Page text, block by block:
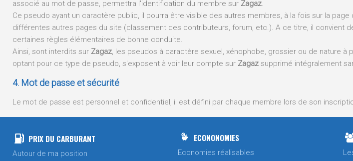
associé au mot de passe, permettra l'identification du membre sur Zagaz.
Ce pseudo ayant un caractère public, il pourra être visible des autres membres, à la fois sur la page
différentes autres pages du site (classement des contributeurs, forum, etc.). A ce titre, il convient
certaines règles élémentaires de bonne conduite.
Ainsi, sont interdits sur Zagaz, les pseudos à caractère sexuel, xénophobe, grossier ou de nature à
optant pour ce type de pseudo, s'exposent à voir leur compte sur Zagaz supprimé intégralement
4. Mot de passe et sécurité
Le mot de passe est personnel et confidentiel, il est défini par chaque membre lors de son
Par ailleurs,Zagazs'engage à mettre tout en œuvre pour garantir la sécurité nécessaire au bon
informations respectivement mises à jour par chaque membre.
PRIX DU CARBURANT
Autour de ma position
ECONONOMIES
Economies réalisables